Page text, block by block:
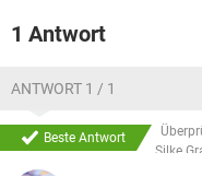
1 Antwort
ANTWORT 1 / 1
Beste Antwort
Silke